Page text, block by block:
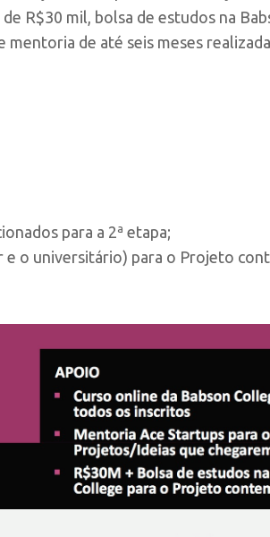
R$30 mil, bolsa de estudos na
de até seis meses
para a 2ª etapa;
e o universitário) para o Projeto